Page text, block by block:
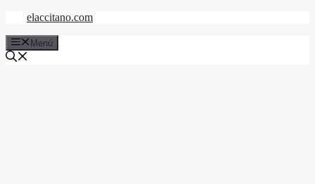
Saltar
contenido
elaccitano.com
Menú